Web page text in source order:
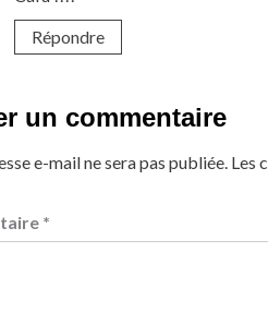
Répondre
un commentaire
e-mail ne sera pas publiée. Les
*